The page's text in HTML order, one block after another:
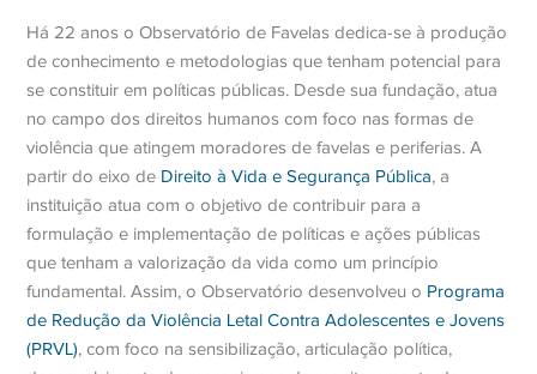
Há 22 anos o Observatório de Favelas dedica-se à produção
de conhecimento e metodologias que tenham potencial para
se constituir em políticas públicas. Desde sua fundação, atua
no campo dos direitos humanos com foco nas formas de
violência que atingem moradores de favelas e periferias. A
partir do eixo de Direito à Vida e Segurança Pública, a
instituição atua com o objetivo de contribuir para a
formulação e implementação de políticas e ações públicas
que tenham a valorização da vida como um princípio
fundamental. Assim, o Observatório desenvolveu o Programa
de Redução da Violência Letal Contra Adolescentes e Jovens
(PRVL), com foco na sensibilização, articulação política,